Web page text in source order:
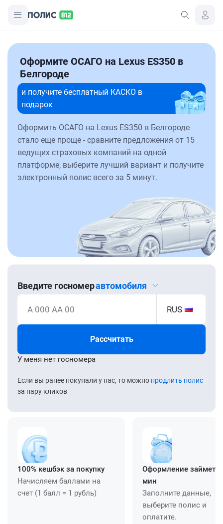
Оформите ОСАГО на Lexus ES350 в
Белгороде
и получите бесплатный КАСКО в
подарок
Оформить ОСАГО на Lexus ES350 в Белгороде
стало еще проще - сравните предложения от 15
ведущих страховых компаний на одной
платформе, выберите лучший вариант и получите
электронный полис всего за 5 минут.
Введите госномеравтомобиля
А 000 АА 00 RUS
Рассчитать
Если вы ранее покупали у нас, то можно продлить полис
за пару кликов
У меня нет госномера
100% кешбэк за покупку
Начисляем баллами на
счет (1 балл = 1 рубль)
Оформление займет
мин
Заполните данные,
выберите полис и
оплатите.